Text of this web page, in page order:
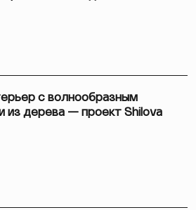
с волнообразным
из дерева — проект Shilova